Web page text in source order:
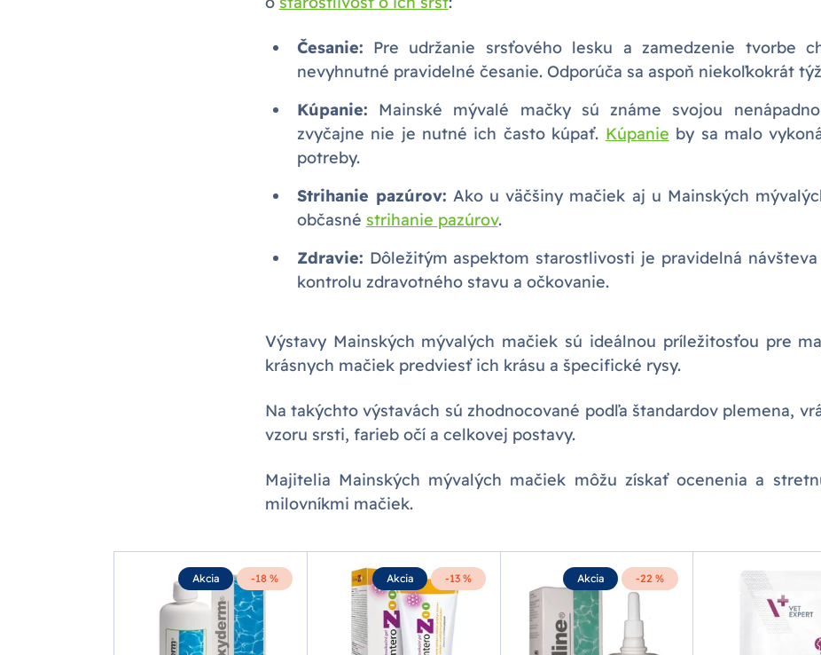
Česanie: Pre udržanie srsťového lesku a zamedzenie tvorbe
nevyhnutné pravidelné česanie. Odporúča sa aspoň niekoľkokrát
Kúpanie: Mainské mývalé mačky sú známe svojou
zvyčajne nie je nutné ich často kúpať. Kúpanie by sa malo
potreby.
Strihanie pazúrov: Ako u väčšiny mačiek aj u Mainských
občasné strihanie pazúrov.
Zdravie: Dôležitým aspektom starostlivosti je pravidelná
kontrolu zdravotného stavu a očkovanie.
Výstavy Mainských mývalých mačiek sú ideálnou príležitosťou pre
krásnych mačiek predviesť ich krásu a špecifické rysy.
Na takýchto výstavách sú zhodnocované podľa štandardov plemena,
vzoru srsti, farieb očí a celkovej postavy.
Majitelia Mainských mývalých mačiek môžu získať ocenenia a
milovníkmi mačiek.
Akcia -18 % Akcia -13 % Akcia -22 %